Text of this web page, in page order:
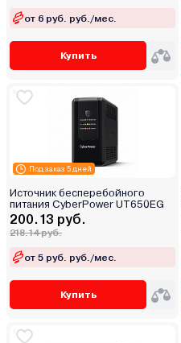
от 6 руб. руб./мес.
Купить
Под заказ 5 дней
Источник бесперебойного
питания CyberPower UT650EG
200.13 руб.
218.14 руб.
от 5 руб. руб./мес.
Купить